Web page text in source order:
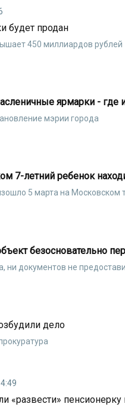
будет продан
450 миллиардов рублей
ярмарки - где
мэрии города
7-летний ребенок
5 марта на Московском
безосновательно
ни документов не
дело
«развести»